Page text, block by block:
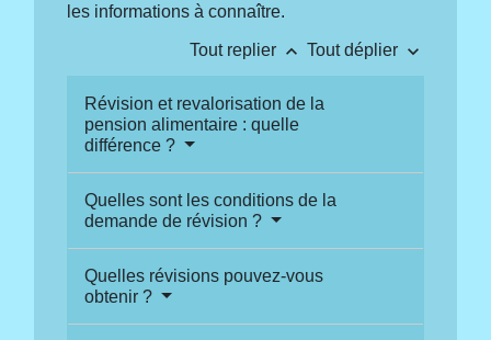
les informations à connaître.
Tout replier keyboard_arrow_up Tout déplier keyboard_arrow_down
Révision et revalorisation de la
pension alimentaire : quelle
différence ?
Quelles sont les conditions de la
demande de révision ?
Quelles révisions pouvez-vous
obtenir ?